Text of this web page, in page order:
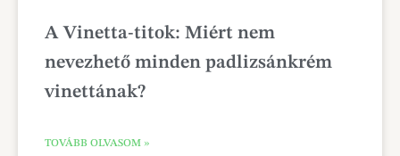
A Vinetta-titok: Miért nem
nevezhető minden padlizsánkrém
vinettának?
TOVÁBB OLVASOM »